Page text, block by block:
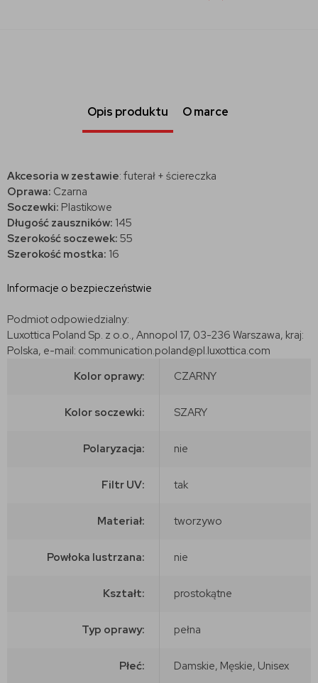
Opis produktu O marce
Akcesoria w zestawie: futerał + ściereczka
Oprawa: Czarna
Soczewki: Plastikowe
Długość zauszników: 145
Szerokość soczewek: 55
Szerokość mostka: 16
Informacje o bezpieczeństwie
Podmiot odpowiedzialny:
Luxottica Poland Sp. z o.o., Annopol 17, 03-236 Warszawa, kraj:
Polska, e-mail: communication.poland@pl.luxottica.com
Kolor oprawy:
CZARNY
Kolor soczewki: SZARY
Polaryzacja: nie
Filtr UV: tak
Materiał: tworzywo
Powłoka lustrzana: nie
Kształt: prostokątne
Typ oprawy: pełna
Płeć: Damskie, Męskie, Unisex